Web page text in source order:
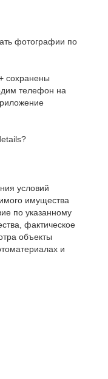
фотографии по
сохранены
телефон на
условий
имущества
по указанному
фактическое
объекты
и